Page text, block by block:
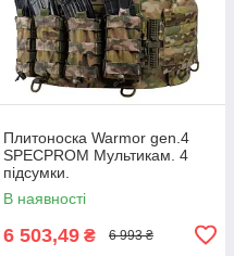
Плитоноска Warmor gen.4
SPECPROM Мультикам. 4
підсумки.
В наявності
6 503,49 ₴ 6 993 ₴